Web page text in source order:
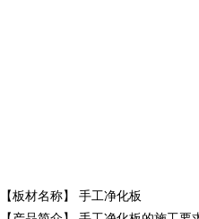
【板材名称】 手工净化板